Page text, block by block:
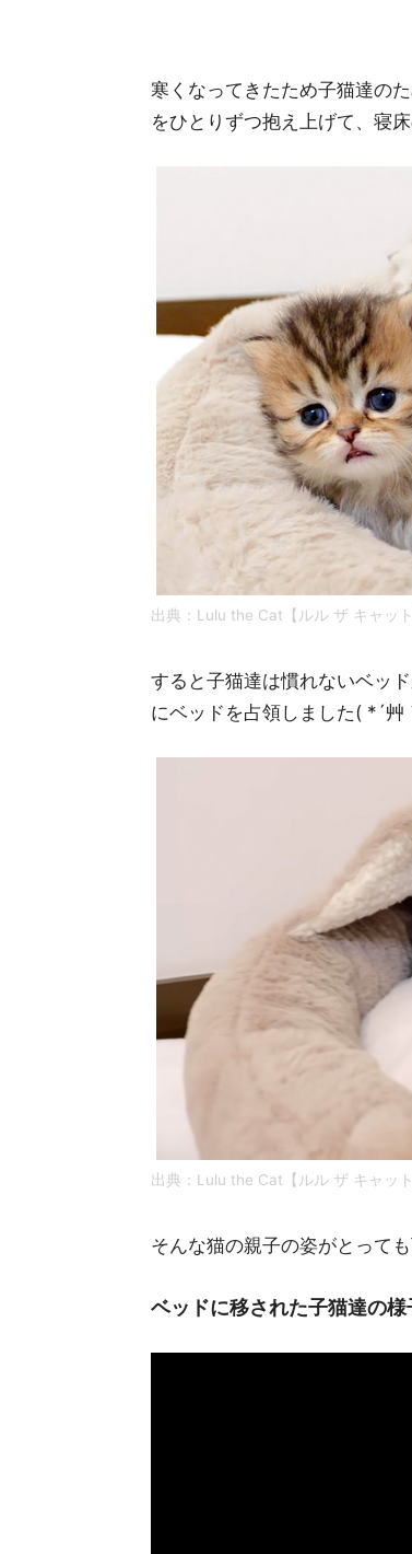
寒くなってきたため子猫達の
をひとりずつ抱え上げて、寝
出典： Lulu the Cat【ルル ザ キャット
すると子猫達は慣れないベッ
にベッドを占領しました( *´艸
出典：Lulu the Cat【ルル ザ キャット
そんな猫の親子の姿がとって
ベッドに移された子猫達の